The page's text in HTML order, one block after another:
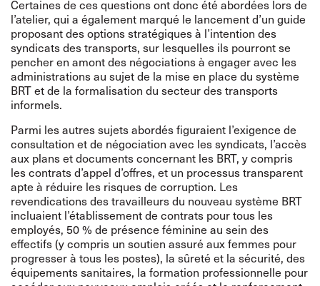
Certaines de ces questions ont donc été abordées lors de
l’atelier, qui a également marqué le lancement d’un guide
proposant des options stratégiques à l’intention des
syndicats des transports, sur lesquelles ils pourront se
pencher en amont des négociations à engager avec les
administrations au sujet de la mise en place du système
BRT et de la formalisation du secteur des transports
informels.
Parmi les autres sujets abordés figuraient l’exigence de
consultation et de négociation avec les syndicats, l’accès
aux plans et documents concernant les BRT, y compris
les contrats d’appel d’offres, et un processus transparent
apte à réduire les risques de corruption. Les
revendications des travailleurs du nouveau système BRT
incluaient l’établissement de contrats pour tous les
employés, 50 % de présence féminine au sein des
effectifs (y compris un soutien assuré aux femmes pour
progresser à tous les postes), la sûreté et la sécurité, des
équipements sanitaires, la formation professionnelle pour